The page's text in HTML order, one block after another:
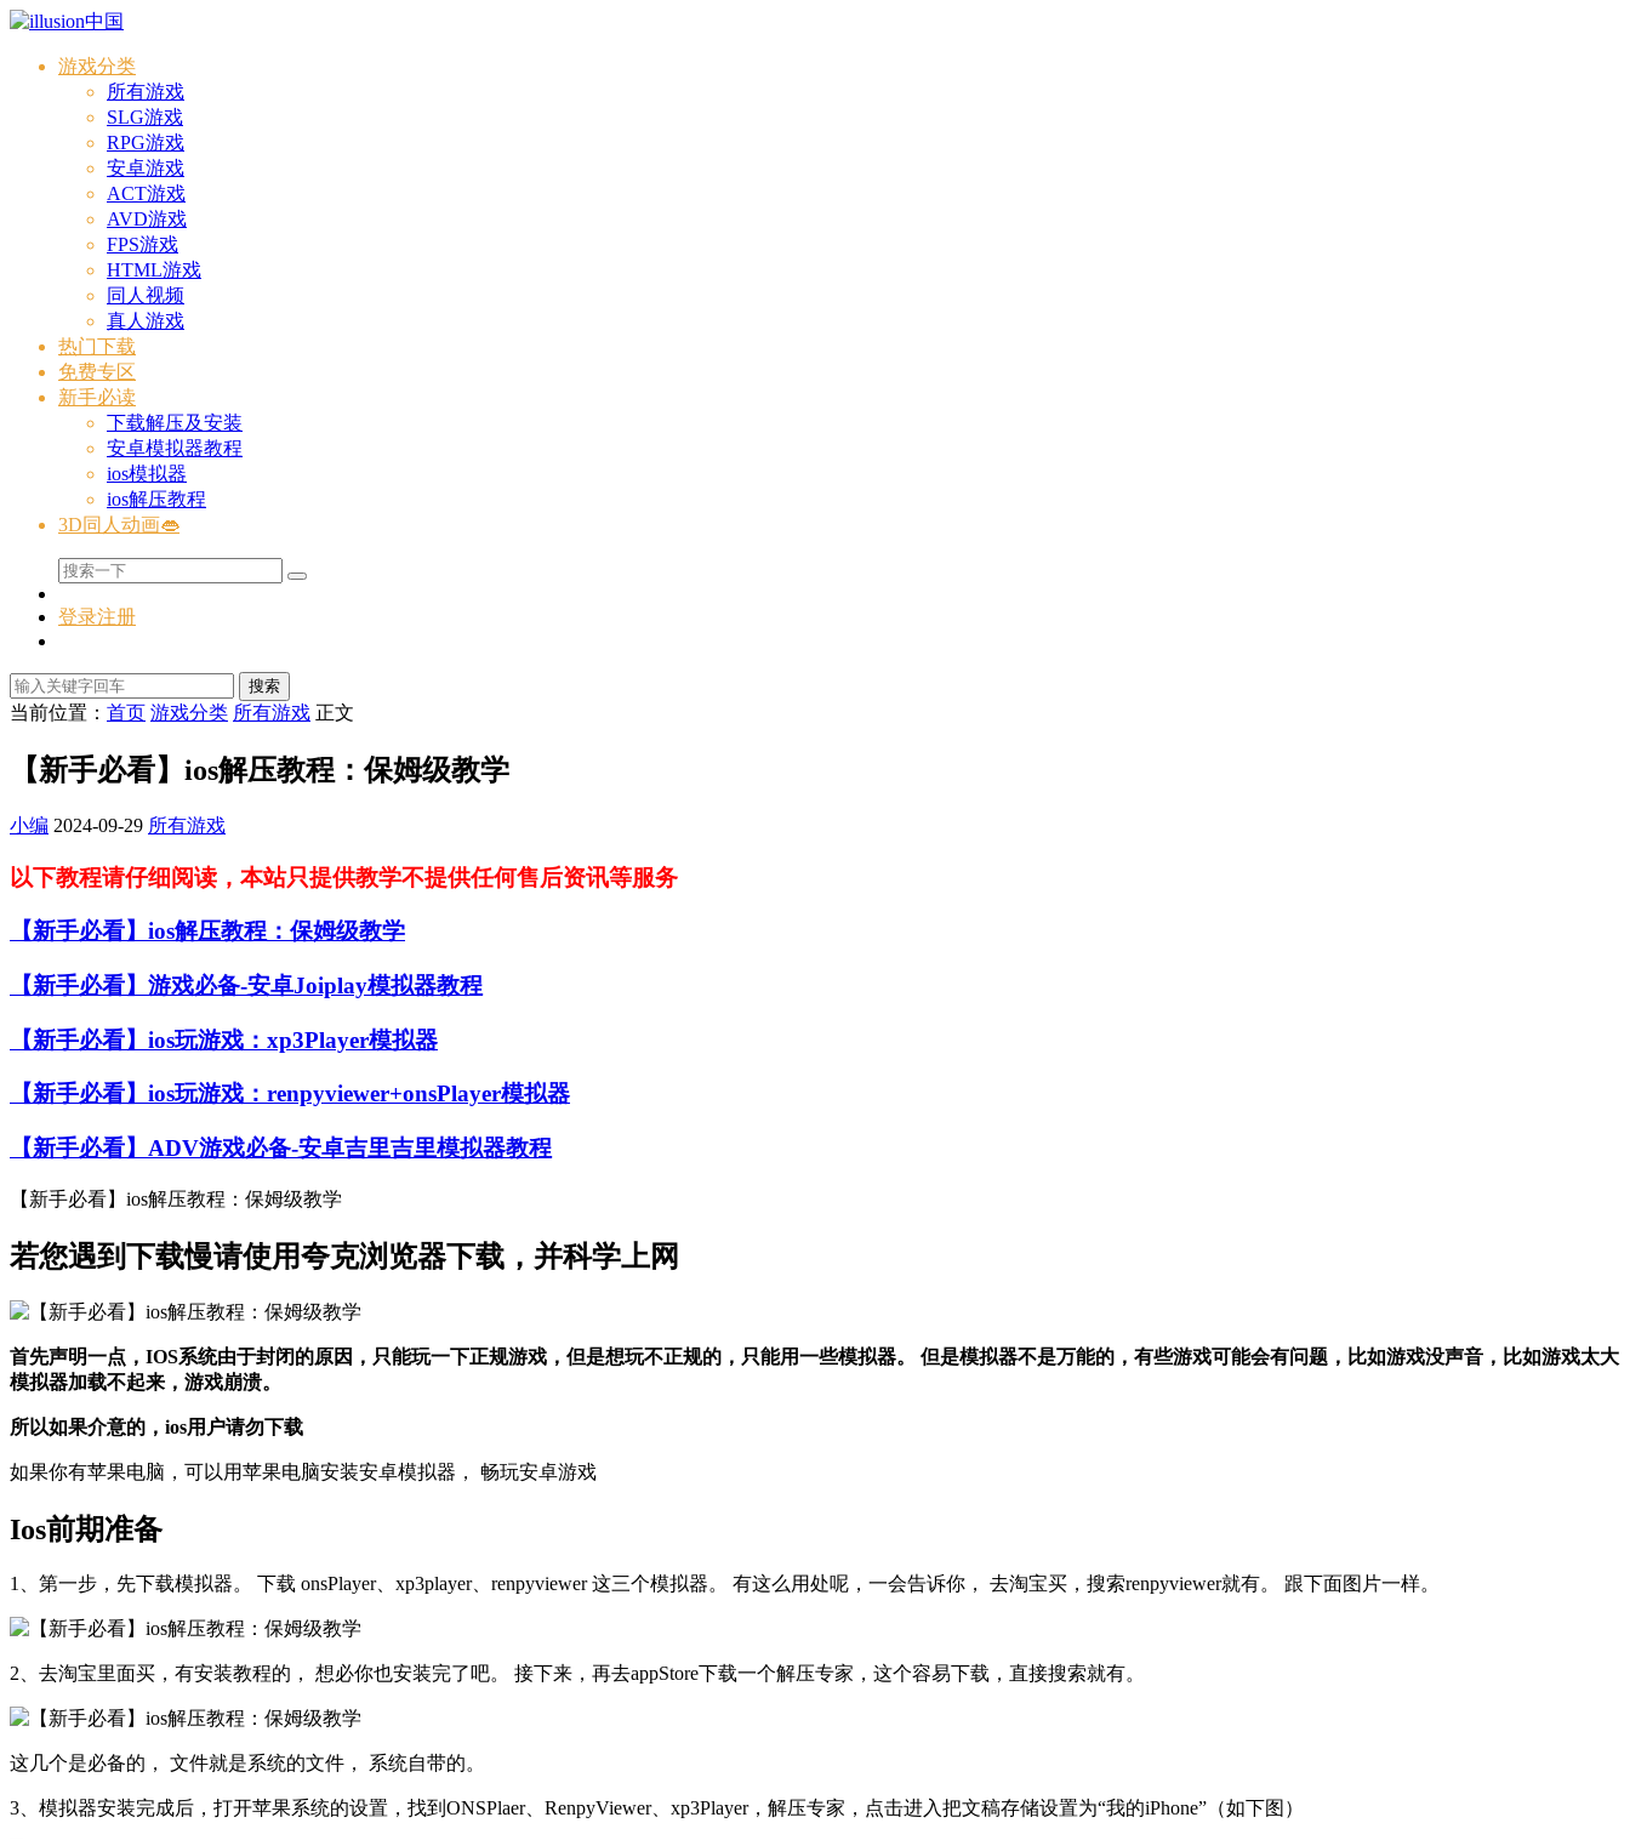
游戏分类
所有游戏
SLG游戏
RPG游戏
安卓游戏
ACT游戏
AVD游戏
FPS游戏
HTML游戏
同人视频
真人游戏
热门下载
免费专区
新手必读
下载解压及安装
安卓模拟器教程
ios模拟器
ios解压教程
3D同人动画👄
登录注册
搜索
当前位置： 首页 游戏分类 所有游戏 正文
【新手必看】ios解压教程：保姆级教学
小编 2024-09-29 所有游戏
以下教程请仔细阅读，本站只提供教学不提供任何售后资讯等服务
【新手必看】ios解压教程：保姆级教学
【新手必看】游戏必备-安卓Joiplay模拟器教程
【新手必看】ios玩游戏：xp3Player模拟器
【新手必看】ios玩游戏：renpyviewer+onsPlayer模拟器
【新手必看】ADV游戏必备-安卓吉里吉里模拟器教程
【新手必看】ios解压教程：保姆级教学
若您遇到下载慢请使用夸克浏览器下载，并科学上网
首先声明一点，IOS系统由于封闭的原因，只能玩一下正规游戏，但是想玩不正规的，只能用一些模拟器。 但是模拟器不是万能的，有些游戏可能会有问题，比如游戏没声音，比如游戏太大
模拟器加载不起来，游戏崩溃。
所以如果介意的，ios用户请勿下载
如果你有苹果电脑，可以用苹果电脑安装安卓模拟器， 畅玩安卓游戏
Ios前期准备
1、第一步，先下载模拟器。 下载 onsPlayer、xp3player、renpyviewer 这三个模拟器。 有这么用处呢，一会告诉你， 去淘宝买，搜索renpyviewer就有。 跟下面图片一样。
2、去淘宝里面买，有安装教程的， 想必你也安装完了吧。 接下来，再去appStore下载一个解压专家，这个容易下载，直接搜索就有。
这几个是必备的， 文件就是系统的文件， 系统自带的。
3、模拟器安装完成后，打开苹果系统的设置，找到ONSPlaer、RenpyViewer、xp3Player，解压专家，点击进入把文稿存储设置为“我的iPhone”（如下图）